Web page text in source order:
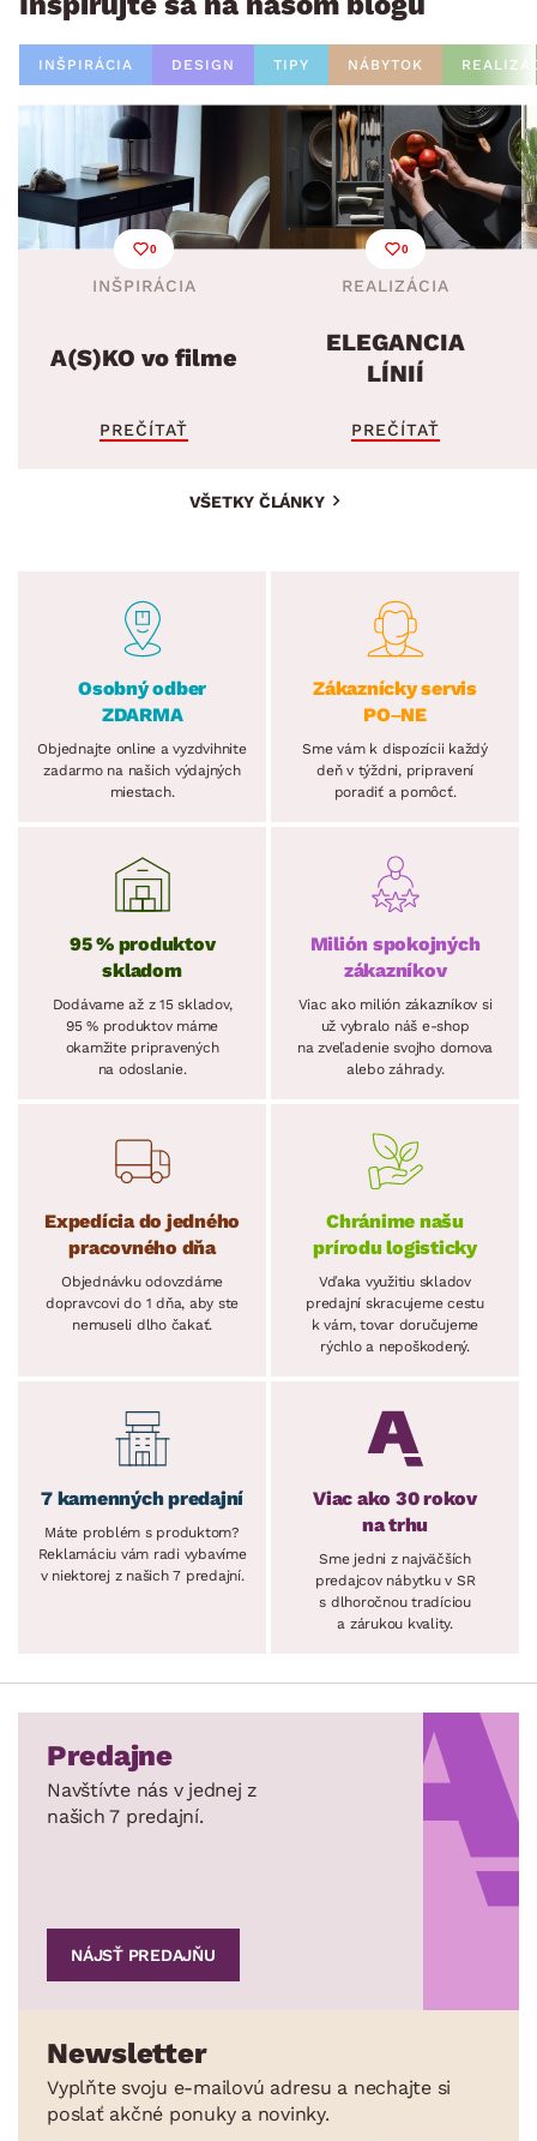
INŠPIRÁCIA DESIGN TIPY NÁBYTOK
0
INŠPIRÁCIA
A(S)KO vo filme
PREČÍTAŤ
0
REALIZÁCIA
ELEGANCIA
LÍNIÍ
PREČÍTAŤ
VŠETKY ČLÁNKY
Osobný odber
ZDARMA
Objednajte online a vyzdvihnite
zadarmo na našich výdajných
miestach.
Zákaznícky servis
PO–NE
Sme vám k dispozícii každý
deň v týždni, pripravení
poradiť a pomôcť.
95 % produktov
skladom
Dodávame až z 15 skladov,
95 % produktov máme
okamžite pripravených
na odoslanie.
Milión spokojných
zákazníkov
Viac ako milión zákazníkov si
už vybralo náš e-shop
na zveľadenie svojho domova
alebo záhrady.
Expedícia do jedného
pracovného dňa
Objednávku odovzdáme
dopravcovi do 1 dňa, aby ste
nemuseli dlho čakať.
Chránime našu
prírodu logisticky
Vďaka využitiu skladov
predajní skracujeme cestu
k vám, tovar doručujeme
rýchlo a nepoškodený.
7 kamenných predajní
Máte problém s produktom?
Reklamáciu vám radi vybavíme
v niektorej z našich 7 predajní.
Viac ako 30 rokov
na trhu
Sme jedni z najväčších
predajcov nábytku v SR
s dlhoročnou tradíciou
a zárukou kvality.
Predajne
Navštívte nás v jednej z
našich 7 predajní.
NÁJSŤ PREDAJŇU
Newsletter
Vyplňte svoju e-mailovú adresu a nechajte si
poslať akčné ponuky a novinky.